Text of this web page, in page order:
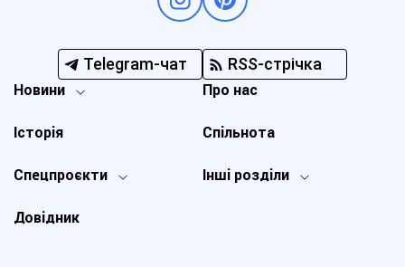
Telegram-чат RSS-стрічка
Новини
Спецпроєкти Інші розділи
Історія
Про нас
Довідник
Спільнота